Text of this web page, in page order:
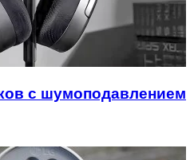
с шумоподавлением